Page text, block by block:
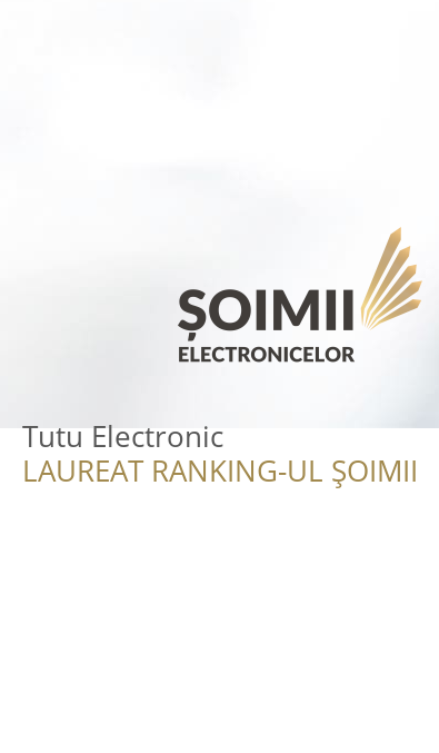
Tutu Electronic
LAUREAT RANKING-UL ȘOIMII